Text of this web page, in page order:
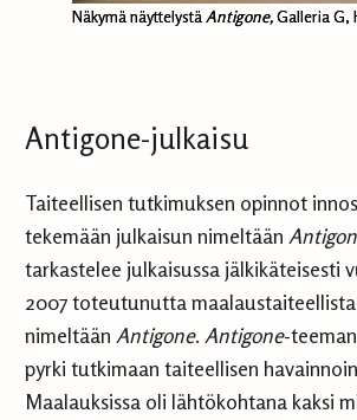
Näkymä näyttelystä Antigone,Galleria G,
Antigone-julkaisu
Taiteellisen tutkimuksen opinnot
tekemään julkaisun nimeltään
tarkastelee julkaisussa jälkikäteisesti
2007 toteutunutta
nimeltään Antigone. Antigone-
pyrki tutkimaan taiteellisen
Maalauksissa oli lähtökohtana kaksi